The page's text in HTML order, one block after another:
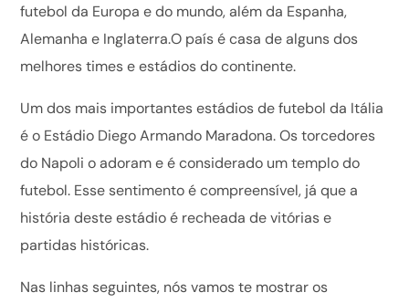
futebol da Europa e do mundo, além da Espanha,
Alemanha e Inglaterra.O país é casa de alguns dos
melhores times e estádios do continente.
Um dos mais importantes estádios de futebol da Itália
é o Estádio Diego Armando Maradona. Os torcedores
do Napoli o adoram e é considerado um templo do
futebol. Esse sentimento é compreensível, já que a
história deste estádio é recheada de vitórias e
partidas históricas.
Nas linhas seguintes, nós vamos te mostrar os